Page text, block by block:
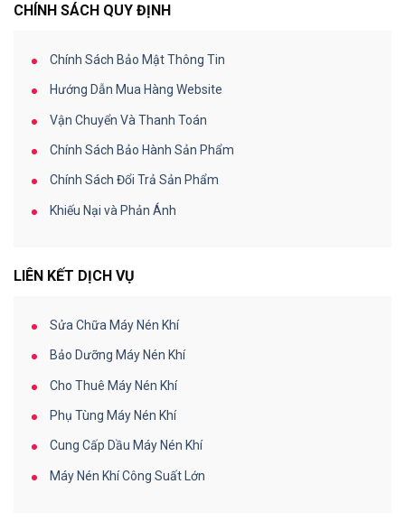
CHÍNH SÁCH QUY ĐỊNH
Chính Sách Bảo Mật Thông Tin
Hướng Dẫn Mua Hàng Website
Vận Chuyển Và Thanh Toán
Chính Sách Bảo Hành Sản Phẩm
Chính Sách Đổi Trả Sản Phẩm
Khiếu Nại và Phản Ánh
LIÊN KẾT DỊCH VỤ
Sửa Chữa Máy Nén Khí
Bảo Dưỡng Máy Nén Khí
Cho Thuê Máy Nén Khí
Phụ Tùng Máy Nén Khí
Cung Cấp Dầu Máy Nén Khí
Máy Nén Khí Công Suất Lớn